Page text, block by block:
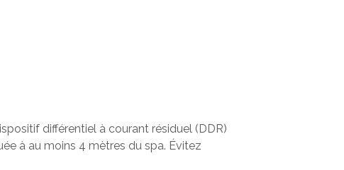
différentiel à courant résiduel (DDR)
à au moins 4 mètres du spa. Évitez